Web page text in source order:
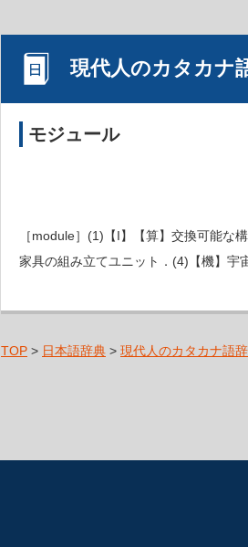
現代人のカタカナ
モジュール
［module］(1)【I】【算】交換可能な
家具の組み立てユニット．(4)【機】宇
TOP > 日本語辞典 > 現代人のカタカナ語